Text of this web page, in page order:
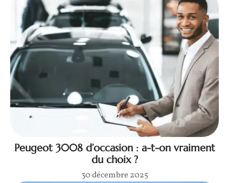
Peugeot 3008 d’occasion : a-t-on vraiment
du choix ?
30 décembre 2025